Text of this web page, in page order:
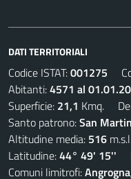
DATI TERRITORIALI
Codice ISTAT:001275
Abitanti:4571 al
Superficie: 21,1 Kmq.
Santo patrono:San
Altitudine media: 516
Latitudine:44° 49' 15''
Comuni limitrofi: